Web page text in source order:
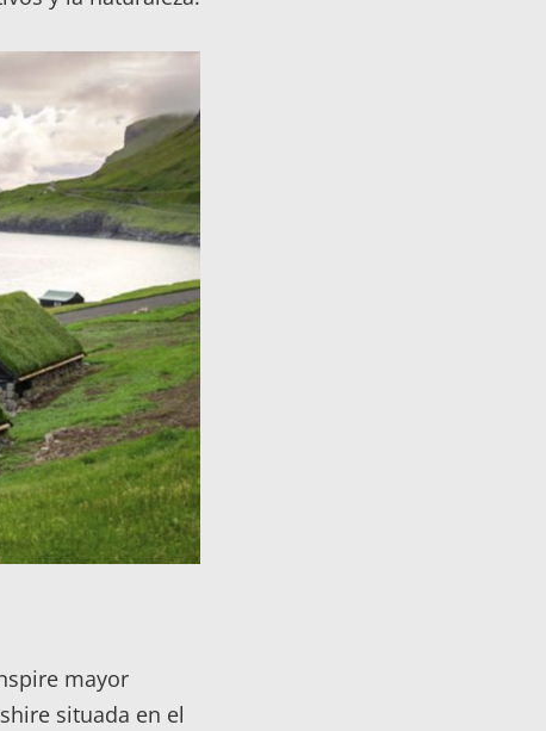
mayor
situada en el